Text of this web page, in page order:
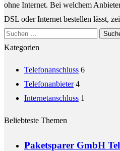
ohne Internet. Bei welchem
DSL oder Internet bestellen lässt,
Suchen
nach:
Kategorien
Telefonanschluss 6
Telefonanbieter 4
Internetanschluss 1
Beliebteste Themen
Paketsparer GmbH